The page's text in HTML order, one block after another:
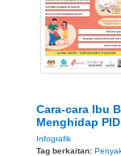
Cara-cara Ibu
Menghidap
Infografik
Tag berkaitan: